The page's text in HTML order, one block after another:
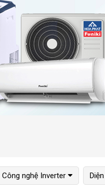
Công nghệ Inverter